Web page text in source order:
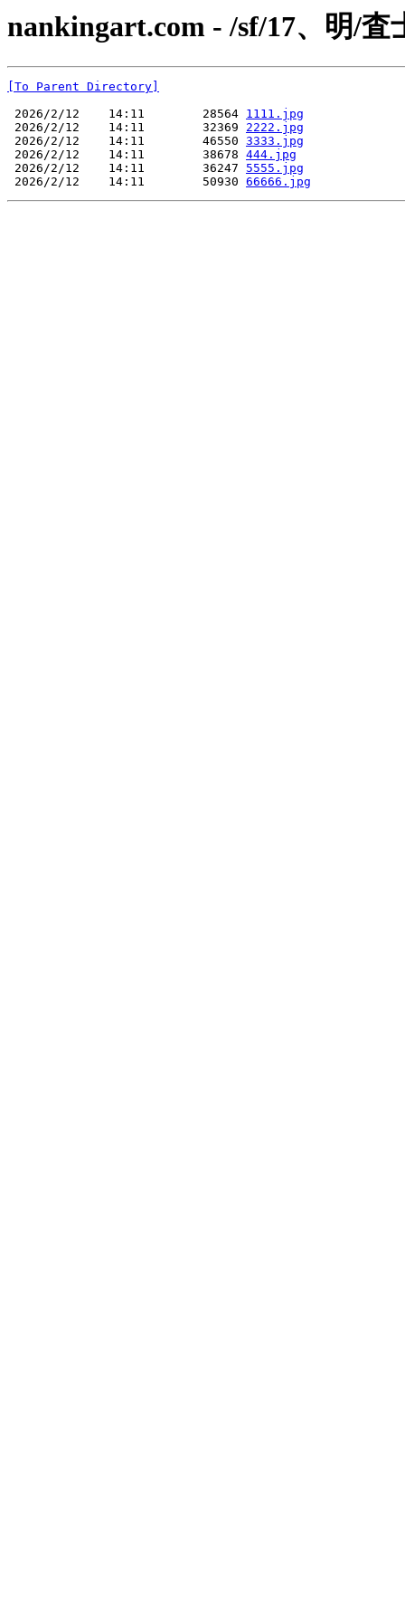
nankingart.com - /sf/17、明/査
[To Parent Directory]
2026/2/12    14:11        28564 1111.jpg
2026/2/12    14:11        32369 2222.jpg
2026/2/12    14:11        46550 3333.jpg
2026/2/12    14:11        38678 444.jpg
2026/2/12    14:11        36247 5555.jpg
2026/2/12    14:11        50930 66666.jpg